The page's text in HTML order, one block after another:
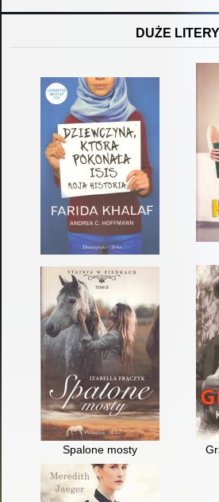
DUŻE LITERY
Spalone mosty